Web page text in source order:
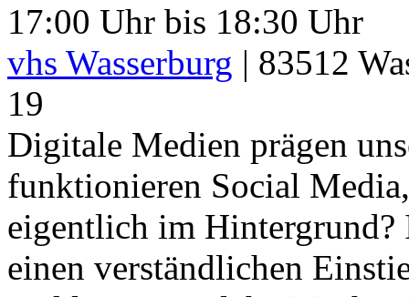
17:00 Uhr bis 18:30 Uhr
vhs Wasserburg | 83512
19
Digitale Medien prägen
funktionieren Social
eigentlich im Hintergrund?
einen verständlichen